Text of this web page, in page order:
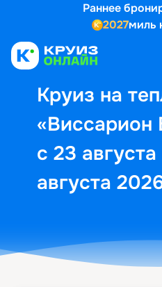
Раннее
2027миль
Круиз на
«Виссарион
с 23
августа
Выбор